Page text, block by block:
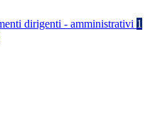
dirigenti - amministrativi 1